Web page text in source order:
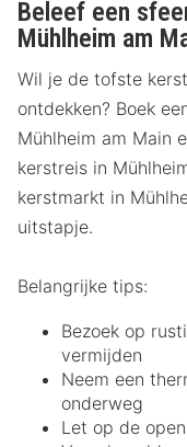
Beleef een
Mühlheim am
Wil je de tofste
ontdekken? Boek
Mühlheim am Main
kerstreis in
kerstmarkt in
uitstapje.
Belangrijke tips:
Bezoek op
vermijden
Neem een
onderweg
Let op de